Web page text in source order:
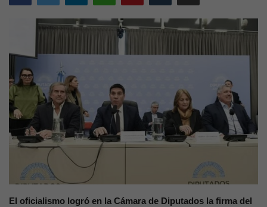
Economía
Sociedad
Contacto
El oficialismo logró en la Cámara de Diputados la firma del